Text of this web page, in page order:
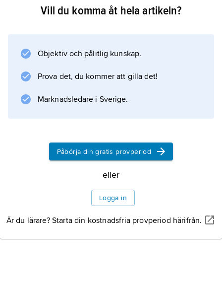
Vill du komma åt hela artikeln?
Objektiv och pålitlig kunskap.
Prova det, du kommer att gilla det!
Marknadsledare i Sverige.
Påbörja din gratis provperiod
eller
Logga in
Är du lärare? Starta din kostnadsfria provperiod härifrån.